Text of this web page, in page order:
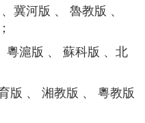
冀河版 、 魯教版 、
粵滬版 、 蘇科版 、北
版 、 湘教版 、 粵教版